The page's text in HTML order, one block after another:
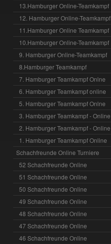
13.Hamburger Online-Teamkampf
12. Hamburger Online-Teamkampf
11.Hamburger Online Teamkampf
10.Hamburger Online-Teamkampf
9. Hamburger Online-Teamkampf
8.Hamburger Teamkampf
7. Hamburger Teamkampf Onlne
6. Hamburger Teamkampf online
5. Hamburger Teamkampf Onlne
3. Hamburger Teamkampf - Online
2. Hamburger Teamkampf - Online
1. Hamburger Teamkampf Online
Schachfreunde Online Turniere
52 Schachfreunde Online
51 Schachfreunde Online
50 Schachfreunde Online
49 Schachfreunde Online
48 Schachfreunde Online
47 Schachfreunde Online
46 Schachfreunde Online